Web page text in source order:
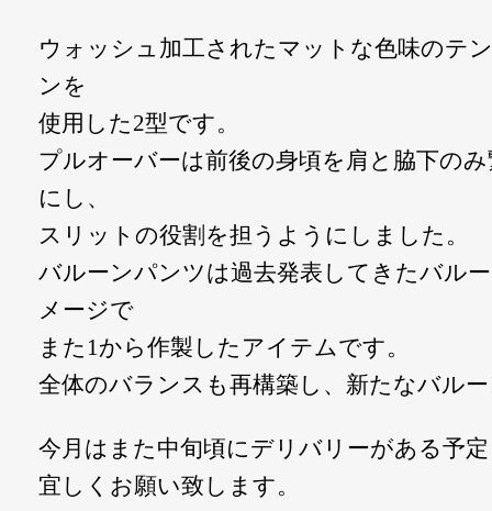
ウォッシュ加工されたマットな色味のテ
ンを
使用した2型です。
プルオーバーは前後の身頃を肩と脇下の
にし、
スリットの役割を担うようにしました。
バルーンパンツは過去発表してきたバル
メージで
また1から作製したアイテムです。
全体のバランスも再構築し、新たなバル
今月はまた中旬頃にデリバリーがある予
宜しくお願い致します。